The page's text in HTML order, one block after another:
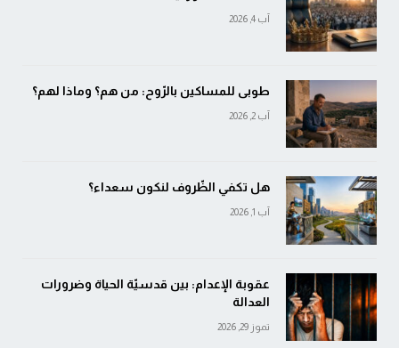
آب 4, 2026
طوبى للمساكين بالرّوح: من هم؟ وماذا لهم؟
آب 2, 2026
هل تكفي الظّروف لنكون سعداء؟
آب 1, 2026
عقوبة الإعدام: بين قدسيّة الحياة وضرورات
العدالة
تموز 29, 2026